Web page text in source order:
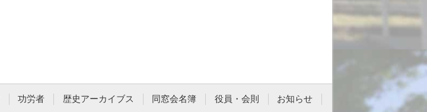
功労者 歴史アーカイブス 同窓会名簿 役員・会則 お知らせ